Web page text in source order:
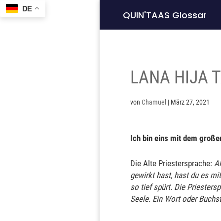
QUIN'TAAS Glossar
LANA HIJA
von Chamuel | März 27, 2021
Ich bin eins mit dem
Die Alte Priestersprache:
gewirkt hast, hast du es
so tief spürt. Die
Seele. Ein Wort oder
DE